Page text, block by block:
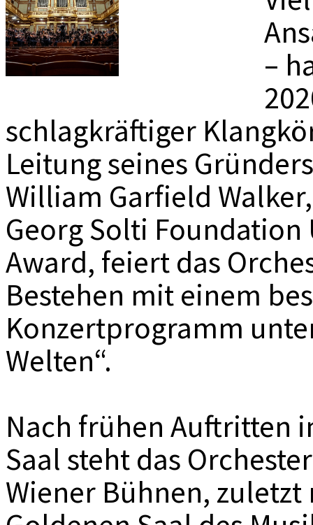
–
schlagkräftiger
Leitung seines
William Garfield
Georg Solti Foundation
Award, feiert das
Bestehen mit einem
Konzertprogramm
Welten“.
Nach frühen Auftritten
Saal steht das
Wiener Bühnen,